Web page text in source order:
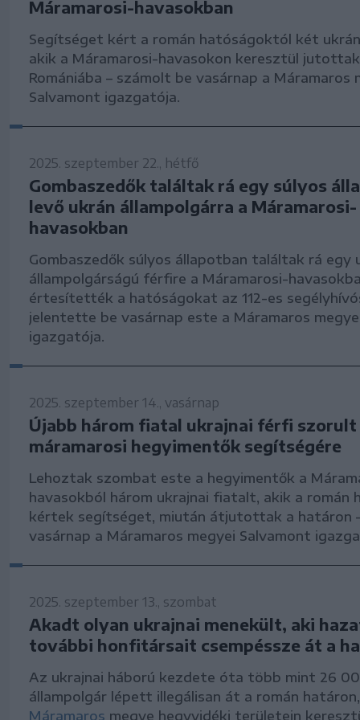
Máramarosi-havasokban
Segítséget kért a román hatóságoktól két
akik a Máramarosi-havasokon keresztül
Romániába – számolt be vasárnap a Máramaros
Salvamont igazgatója.
2025. szeptember 22., hétfő
Gombaszedők találtak rá egy súlyos
levő ukrán állampolgárra a Máramarosi-
havasokban
Gombaszedők súlyos állapotban találtak rá egy
állampolgárságú férfire a Máramarosi-
értesítették a hatóságokat az 112-es
jelentette be vasárnap este a Máramaros
igazgatója.
2025. szeptember 14., vasárnap
Újabb három fiatal ukrajnai férfi szorult
máramarosi hegyimentők segítségére
Lehoztak szombat este a hegyimentők a
havasokból három ukrajnai fiatalt, akik a román
kértek segítséget, miután átjutottak a határon
vasárnap a Máramaros megyei Salvamont
2025. szeptember 13., szombat
Akadt olyan ukrajnai menekült, aki
további honfitársait csempéssze át a
Az ukrajnai háború kezdete óta több mint 26
állampolgár lépett illegálisan át a román
Máramaros megye hegyvidéki területein